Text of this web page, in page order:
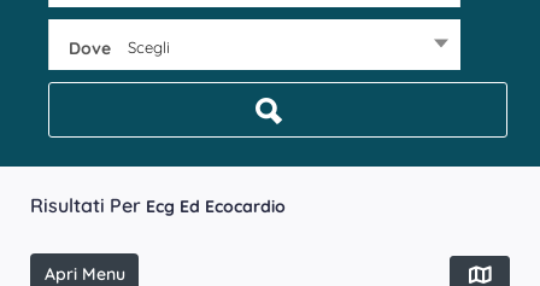
Dove Scegli
Risultati Per Ecg Ed Ecocardio
Apri Menu